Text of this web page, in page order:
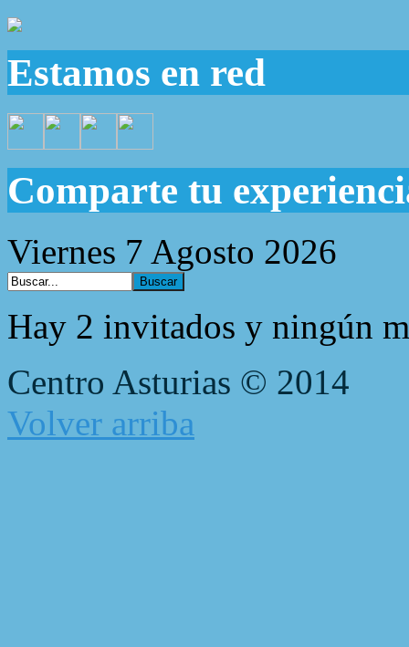
Estamos en red
Comparte tu
Viernes 7 Agosto 2026
Hay 2 invitados y ningún
Centro Asturias © 2014
Volver arriba